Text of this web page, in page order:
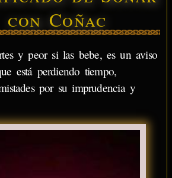
con Coñac
y peor si las bebe, es un aviso
está perdiendo tiempo,
por su imprudencia y